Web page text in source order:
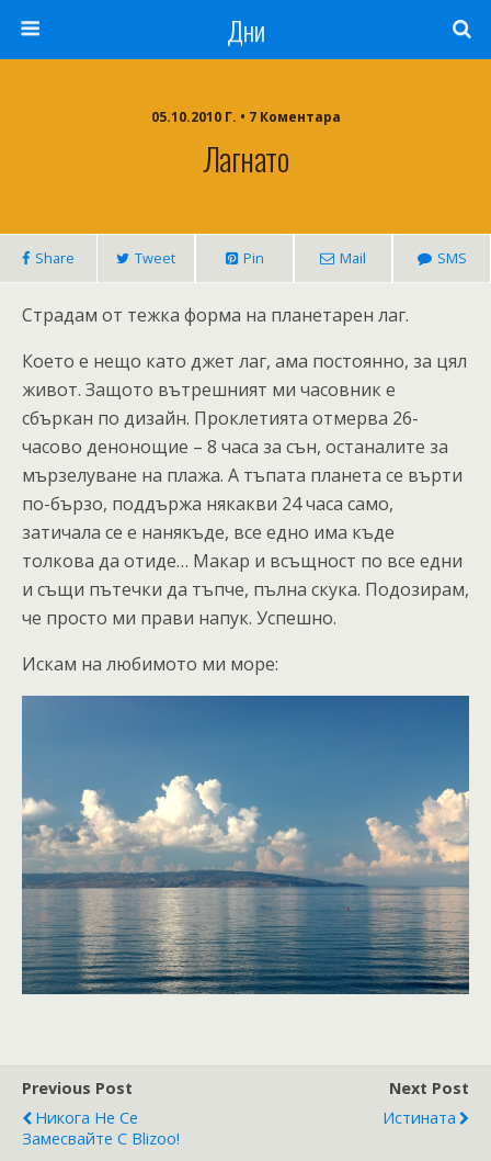
Дни
05.10.2010 Г. • 7 Коментара
Лагнато
Share Tweet Pin Mail SMS
Страдам от тежка форма на планетарен лаг.
Което е нещо като джет лаг, ама постоянно, за цял
живот. Защото вътрешният ми часовник е
сбъркан по дизайн. Проклетията отмерва 26-
часово денонощие – 8 часа за сън, останалите за
мързелуване на плажа. А тъпата планета се върти
по-бързо, поддържа някакви 24 часа само,
затичала се е нанякъде, все едно има къде
толкова да отиде… Макар и всъщност по все едни
и същи пътечки да тъпче, пълна скука. Подозирам,
че просто ми прави напук. Успешно.
Искам на любимото ми море:
Previous Post
Никога Не Се
Замесвайте С Blizoo!
Next Post
Истината